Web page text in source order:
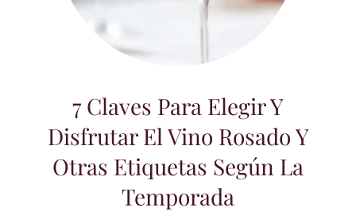
7 Claves para elegir y disfrutar el vino
rosado y otras etiquetas según la
temporada
7 Claves Para Elegir Y